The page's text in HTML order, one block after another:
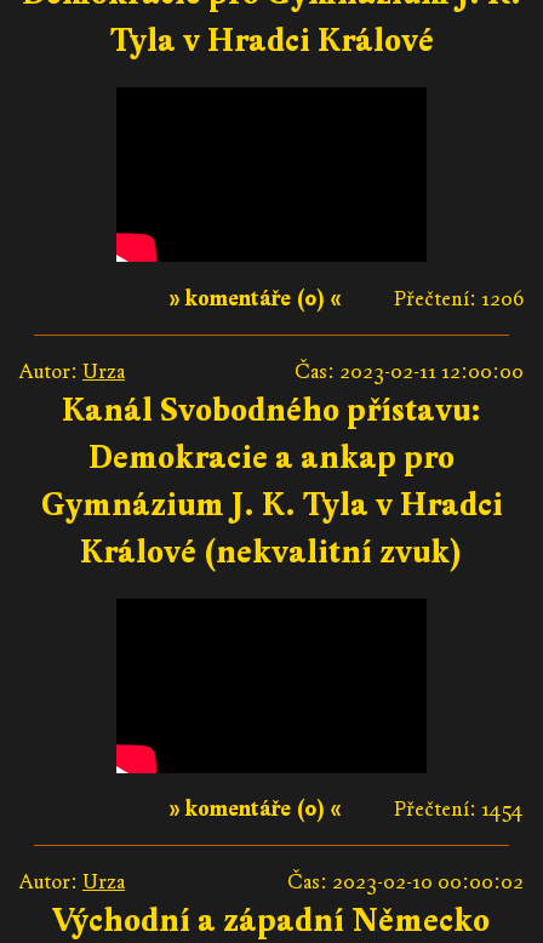
Tyla v Hradci Králové
Přečtení: 1206
» komentáře (0) «
Autor: Urza Čas: 2023-02-11 12:00:00
Kanál Svobodného přístavu:
Demokracie a ankap pro
Gymnázium J. K. Tyla v Hradci
Králové (nekvalitní zvuk)
Přečtení: 1454
» komentáře (0) «
Autor: Urza Čas: 2023-02-10 00:00:02
Východní a západní Německo